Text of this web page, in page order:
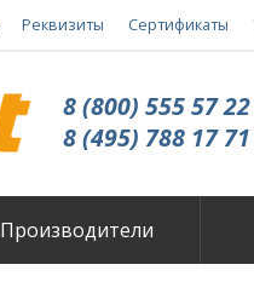
Реквизиты Сертификаты
8 (800) 555 57 22
8 (495) 788 17 71
Производители